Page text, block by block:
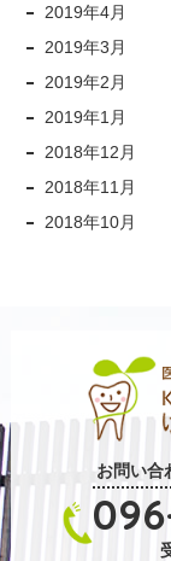
2019年4月
2019年3月
2019年2月
2019年1月
2018年12月
2018年11月
2018年10月
お問い合